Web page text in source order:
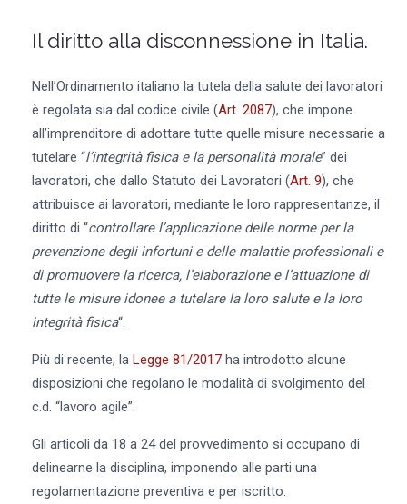
Il diritto alla disconnessione in Italia.
Nell’Ordinamento italiano la tutela della salute dei lavoratori
è regolata sia dal codice civile (Art. 2087), che impone
all’imprenditore di adottare tutte quelle misure necessarie a
tutelare “l’integrità fisica e la personalità morale” dei
lavoratori, che dallo Statuto dei Lavoratori (Art. 9), che
attribuisce ai lavoratori, mediante le loro rappresentanze, il
diritto di “controllare l’applicazione delle norme per la
prevenzione degli infortuni e delle malattie professionali e
di promuovere la ricerca, l’elaborazione e l’attuazione di
tutte le misure idonee a tutelare la loro salute e la loro
integrità fisica“.
Più di recente, la Legge 81/2017ha introdotto alcune
disposizioni che regolano le modalità di svolgimento del
c.d. “lavoro agile”.
Gli articoli da 18 a 24 del provvedimento si occupano di
delinearne la disciplina, imponendo alle parti una
regolamentazione preventiva e per iscritto.